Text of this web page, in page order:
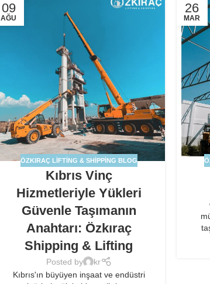
09
AĞU
ÖZKIRAÇ LIFTING & SHIPPING BLOG
Kıbrıs Vinç
Hizmetleriyle Yükleri
Güvenle Taşımanın
Anahtarı: Özkıraç
Shipping & Lifting
Posted by
kr
Kıbrıs'ın büyüyen inşaat ve endüstri
26
MAR